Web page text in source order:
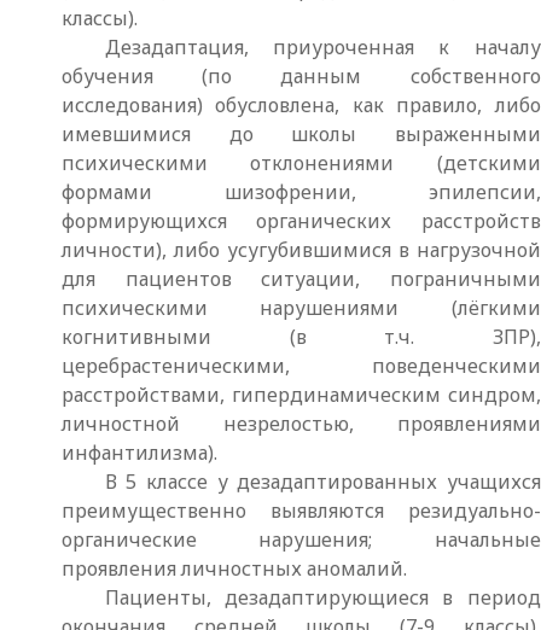
классы).
Дезадаптация, приуроченная к началу
обучения (по данным собственного
исследования) обусловлена, как правило, либо
имевшимися до школы выраженными
психическими отклонениями (детскими
формами шизофрении, эпилепсии,
формирующихся органических расстройств
личности), либо усугубившимися в нагрузочной
для пациентов ситуации, пограничными
психическими нарушениями (лёгкими
когнитивными (в т.ч. ЗПР),
церебрастеническими, поведенческими
расстройствами, гипердинамическим синдром,
личностной незрелостью, проявлениями
инфантилизма).
В 5 классе у дезадаптированных учащихся
преимущественно выявляются резидуально-
органические нарушения; начальные
проявления личностных аномалий.
Пациенты, дезадаптирующиеся в период